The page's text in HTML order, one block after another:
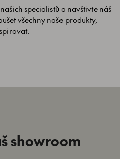
specialistů a navštivte náš
všechny naše produkty,
showroom